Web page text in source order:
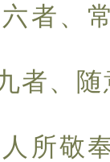
者、
者、
所敬